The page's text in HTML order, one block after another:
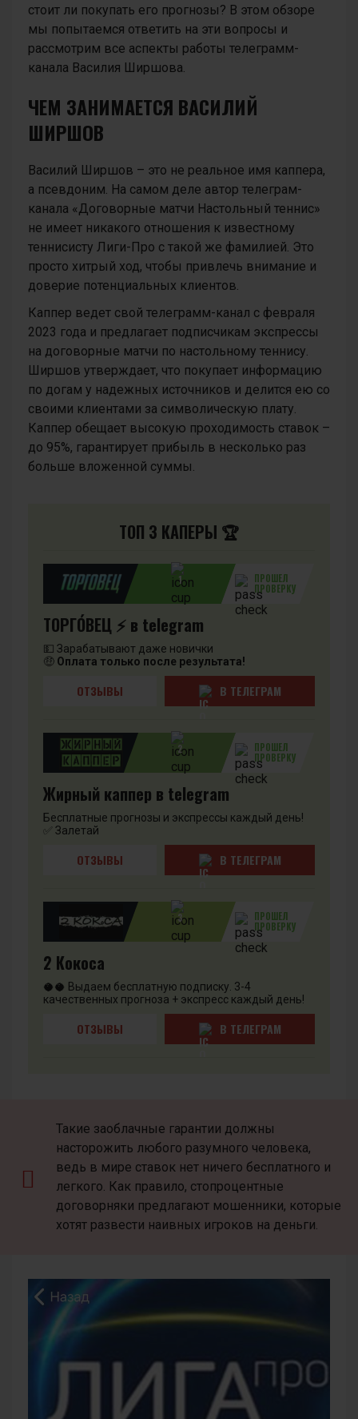
стоит ли покупать его прогнозы? В этом обзоре
мы попытаемся ответить на эти вопросы и
рассмотрим все аспекты работы телеграмм-
канала Василия Ширшова.
ЧЕМ ЗАНИМАЕТСЯ ВАСИЛИЙ
ШИРШОВ
Василий Ширшов – это не реальное имя каппера,
а псевдоним. На самом деле автор телеграм-
канала «Договорные матчи Настольный теннис»
не имеет никакого отношения к известному
теннисисту Лиги-Про с такой же фамилией. Это
просто хитрый ход, чтобы привлечь внимание и
доверие потенциальных клиентов.
Каппер ведет свой телеграмм-канал с февраля
2023 года и предлагает подписчикам экспрессы
на договорные матчи по настольному теннису.
Ширшов утверждает, что покупает информацию
по догам у надежных источников и делится ею со
своими клиентами за символическую плату.
Каппер обещает высокую проходимость ставок –
до 95%, гарантирует прибыль в несколько раз
больше вложенной суммы.
ТОП 3 КАПЕРЫ 🏆
1
ПРОШЕЛ
ПРОВЕРКУ
ТОРГО́ВЕЦ ⚡️ в telegram
💵 Зарабатывают даже новички
🤑 Оплата только после результата!
ОТЗЫВЫ В ТЕЛЕГРАМ
2
ПРОШЕЛ
ПРОВЕРКУ
Жирный каппер в telegram
Бесплатные прогнозы и экспрессы каждый день!
✅ Залетай
ОТЗЫВЫ В ТЕЛЕГРАМ
3
ПРОШЕЛ
ПРОВЕРКУ
2 Кокоса
🥥🥥 Выдаем бесплатную подписку. 3-4
качественных прогноза + экспресс каждый день!
ОТЗЫВЫ В ТЕЛЕГРАМ
Такие заоблачные гарантии должны
насторожить любого разумного человека,
ведь в мире ставок нет ничего бесплатного и
легкого. Как правило, стопроцентные
договорняки предлагают мошенники, которые
хотят развести наивных игроков на деньги.